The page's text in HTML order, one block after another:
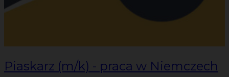
Piaskarz (m/k) - praca w Niemczech